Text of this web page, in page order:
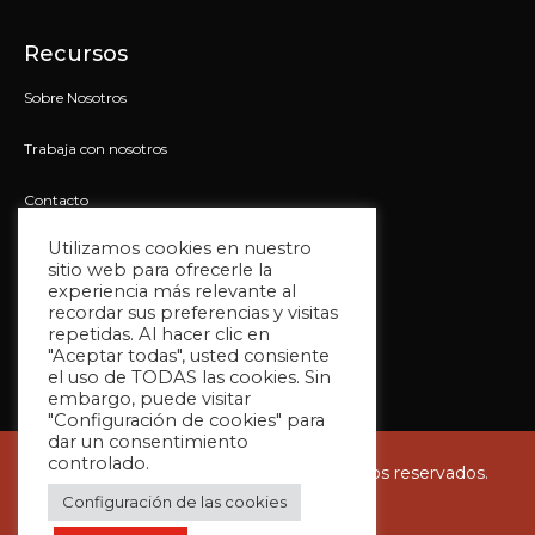
Recursos
Sobre Nosotros
Trabaja con nosotros
Contacto
Recursos
Éxito del Cliente
Qué hacemos
2022 Dynamo Global. Todos los derechos reservados.
Utilizamos cookies en nuestro
sitio web para ofrecerle la
experiencia más relevante al
recordar sus preferencias y visitas
repetidas. Al hacer clic en
"Aceptar todas", usted consiente
el uso de TODAS las cookies. Sin
embargo, puede visitar
"Configuración de cookies" para
dar un consentimiento
controlado.
Configuración de las cookies